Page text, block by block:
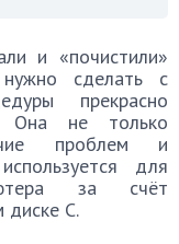
и «почистили»
сделать с
прекрасно
Она не только
проблем и
для
за счёт
C.